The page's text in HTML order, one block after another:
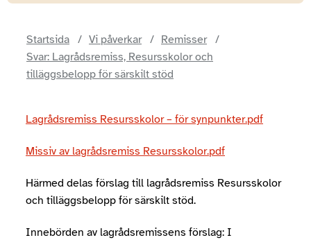
Startsida Vi påverkar
Remisser
Svar: Lagrådsremiss, Resursskolor och
tilläggsbelopp för särskilt stöd
Lagrådsremiss Resursskolor – för synpunkter.pdf
Missiv av lagrådsremiss Resursskolor.pdf
Härmed delas förslag till lagrådsremiss Resursskolor
och tilläggsbelopp för särskilt stöd.
Innebörden av lagrådsremissens förslag: I